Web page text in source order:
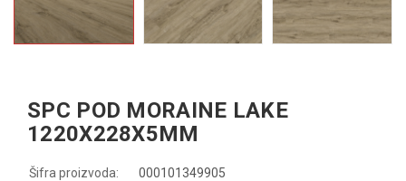
SPC POD MORAINE LAKE
1220X228X5MM
Šifra proizvoda:
000101349905